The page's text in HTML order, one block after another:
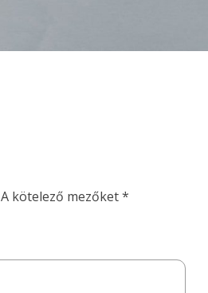
A kötelező mezőket*